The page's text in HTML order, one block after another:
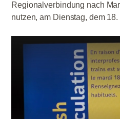
Regionalverbindung nach
nutzen, am Dienstag, dem